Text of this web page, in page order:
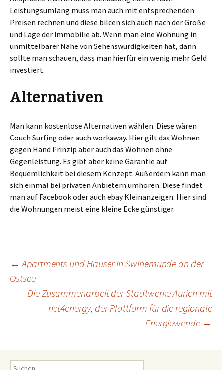
Leistungsumfang muss man auch mit entsprechenden
Preisen rechnen und diese bilden sich auch nach der Größe
und Lage der Immobilie ab. Wenn man eine Wohnung in
unmittelbarer Nähe von Sehenswürdigkeiten hat, dann
sollte man schauen, dass man hierfür ein wenig mehr Geld
investiert.
Alternativen
Man kann kostenlose Alternativen wählen. Diese wären
Couch Surfing oder auch workaway. Hier gilt das Wohnen
gegen Hand Prinzip aber auch das Wohnen ohne
Gegenleistung. Es gibt aber keine Garantie auf
Bequemlichkeit bei diesem Konzept. Außerdem kann man
sich einmal bei privaten Anbietern umhören. Diese findet
man auf Facebook oder auch ebay Kleinanzeigen. Hier sind
die Wohnungen meist eine kleine Ecke günstiger.
Beitrags-
Navigation
← Apartments und Häuser in Swinemünde an der
Ostsee
Die Zusammenarbeit der Stadtwerke Aurich mit
net4energy, der Plattform für die regionale
Energiewende →
Suchen